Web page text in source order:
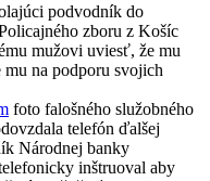
podvodník do
zboru z Košíc
mužovi uviesť, že mu
na podporu svojich
foto falošného služobného
telefón ďalšej
Národnej banky
inštruoval aby